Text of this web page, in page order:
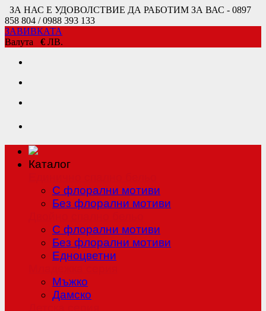
ЗА НАС Е УДОВОЛСТВИЕ ДА РАБОТИМ ЗА ВАС - 0897
858 804 / 0988 393 133
ЗАВИВКАТА
Валута € ЛВ.
Каталог
С флорални мотиви
Без флорални мотиви
С флорални мотиви
Без флорални мотиви
Едноцветни
Мъжко
Дамско